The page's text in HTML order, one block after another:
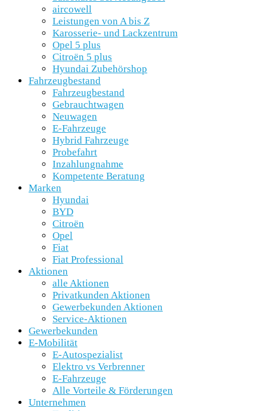
aircowell
Leistungen von A bis Z
Karosserie- und Lackzentrum
Opel 5 plus
Citroën 5 plus
Hyundai Zubehörshop
Fahrzeugbestand
Fahrzeugbestand
Gebrauchtwagen
Neuwagen
E-Fahrzeuge
Hybrid Fahrzeuge
Probefahrt
Inzahlungnahme
Kompetente Beratung
Marken
Hyundai
BYD
Citroën
Opel
Fiat
Fiat Professional
Aktionen
alle Aktionen
Privatkunden Aktionen
Gewerbekunden Aktionen
Service-Aktionen
Gewerbekunden
E-Mobilität
E-Autospezialist
Elektro vs Verbrenner
E-Fahrzeuge
Alle Vorteile & Förderungen
Unternehmen